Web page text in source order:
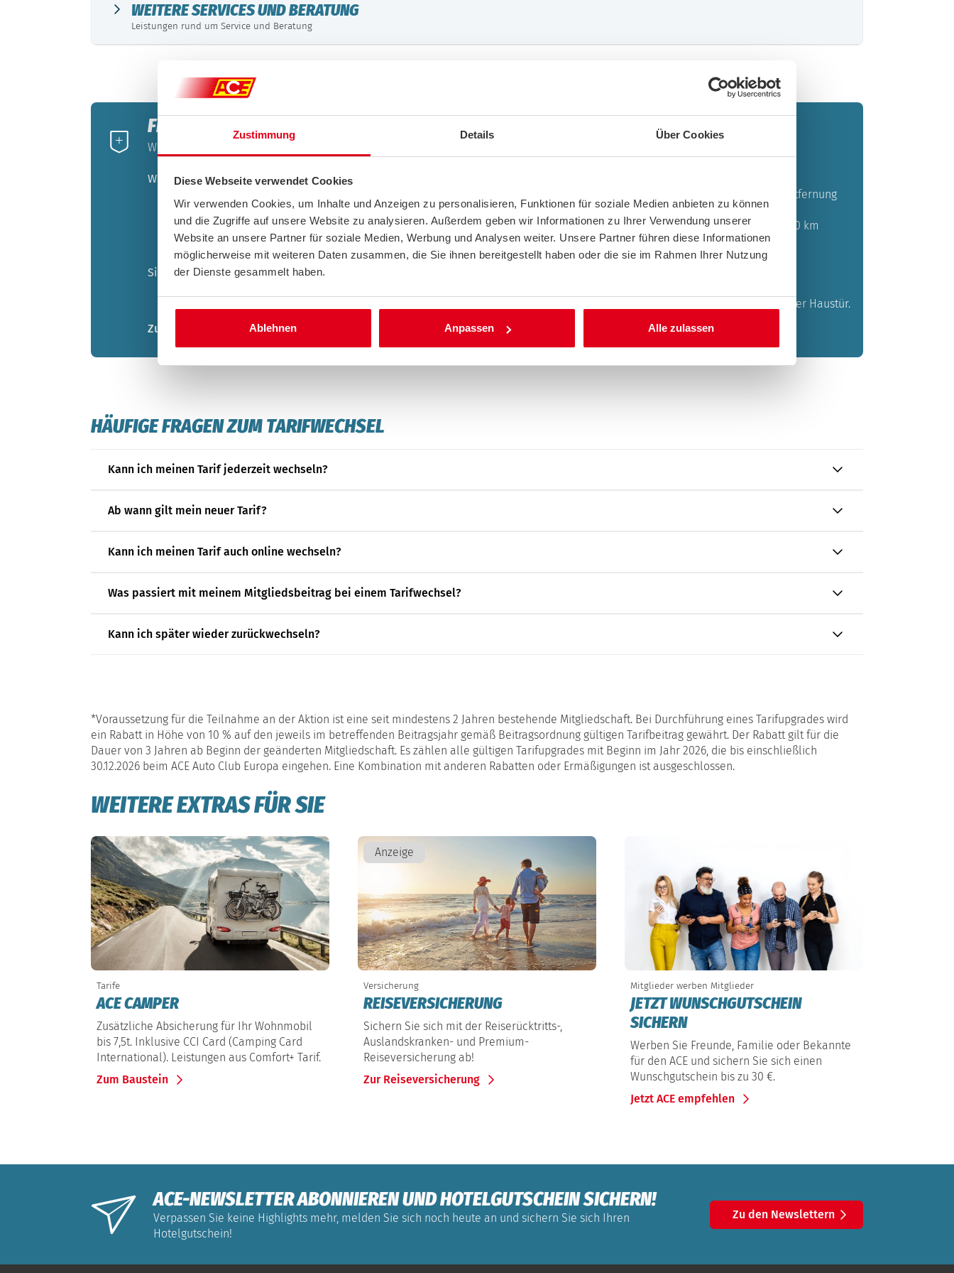
Zustimmung Details Über Cookies
Diese Webseite verwendet Cookies
Wir verwenden Cookies, um Inhalte und Anzeigen zu personalisieren, Funktionen für soziale Medien anbieten zu können
und die Zugriffe auf unsere Website zu analysieren. Außerdem geben wir Informationen zu Ihrer Verwendung unserer
Website an unsere Partner für soziale Medien, Werbung und Analysen weiter. Unsere Partner führen diese Informationen
möglicherweise mit weiteren Daten zusammen, die Sie ihnen bereitgestellt haben oder die sie im Rahmen Ihrer Nutzung
der Dienste gesammelt haben.
Ablehnen Anpassen Alle zulassen
WEITERE SERVICES UND BERATUNG
Leistungen rund um Service und Beratung
FINDEN SIE IHREN TARIF
Wir helfen Ihnen gerne weiter und empfehlen Ihnen den passenden Tarif für Ihre Bedürfnisse:
Wie weit ist Ihre tägliche Strecke zur Arbeit?
Bis 30 km: Wir empfehlen Ihnen ACE Comfort. Dieser Tarif beinhaltet das Abschleppen in Ihre Wunschwerkstatt bis 30 km Entfernung
vom Schadensort.
Bis 50 km: Unsere Empfehlung ist ACE Comfort+. Damit haben Sie die Möglichkeit, Ihr Fahrzeug in Ihre Wunschwerkstatt bis 50 km
Entfernung vom Schadensort abschleppen zu lassen.
Sind Sie auf das Auto angewiesen oder können Sie auf den ÖPNV ausweichen?
Auto zwingend benötigt: Wir empfehlen ACE Comfort+. Er beinhaltet u.a. einen Mietwagen bei Panne oder Unfall schon ab Ihrer Haustür.
Zum Tariffinder
HÄUFIGE FRAGEN ZUM TARIFWECHSEL
Kann ich meinen Tarif jederzeit wechseln?
Ab wann gilt mein neuer Tarif?
Kann ich meinen Tarif auch online wechseln?
Was passiert mit meinem Mitgliedsbeitrag bei einem Tarifwechsel?
Kann ich später wieder zurückwechseln?
*Voraussetzung für die Teilnahme an der Aktion ist eine seit mindestens 2 Jahren bestehende Mitgliedschaft. Bei Durchführung eines Tarifupgrades wird
ein Rabatt in Höhe von 10 % auf den jeweils im betreffenden Beitragsjahr gemäß Beitragsordnung gültigen Tarifbeitrag gewährt. Der Rabatt gilt für die
Dauer von 3 Jahren ab Beginn der geänderten Mitgliedschaft. Es zählen alle gültigen Tarifupgrades mit Beginn im Jahr 2026, die bis einschließlich
30.12.2026 beim ACE Auto Club Europa eingehen. Eine Kombination mit anderen Rabatten oder Ermäßigungen ist ausgeschlossen.
WEITERE EXTRAS FÜR SIE
Tarife
ACE CAMPER
Zusätzliche Absicherung für Ihr Wohnmobil
bis 7,5t. Inklusive CCI Card (Camping Card
International). Leistungen aus Comfort+ Tarif.
Zum Baustein
Anzeige
Versicherung
REISEVERSICHERUNG
Sichern Sie sich mit der Reiserücktritts-,
Auslandskranken- und Premium-
Reiseversicherung ab!
Zur Reiseversicherung
Mitglieder werben Mitglieder
JETZT WUNSCHGUTSCHEIN
SICHERN
Werben Sie Freunde, Familie oder Bekannte
für den ACE und sichern Sie sich einen
Wunschgutschein bis zu 30 €.
Jetzt ACE empfehlen
ACE-NEWSLETTER ABONNIEREN UND HOTELGUTSCHEIN SICHERN!
Verpassen Sie keine Highlights mehr, melden Sie sich noch heute an und sichern Sie sich Ihren
Hotelgutschein!
Zu den Newslettern